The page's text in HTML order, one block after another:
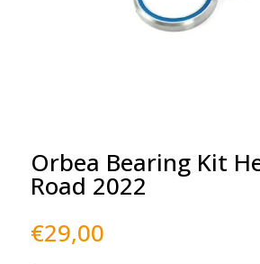
Orbea Bearing Kit
Road 2022
€29,00